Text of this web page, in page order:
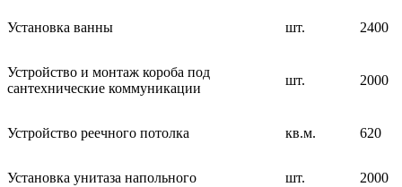
Установка ванны шт. 2400
Устройство и монтаж короба под
сантехнические коммуникации
шт. 2000
Устройство реечного потолка кв.м. 620
Установка унитаза напольного шт. 2000